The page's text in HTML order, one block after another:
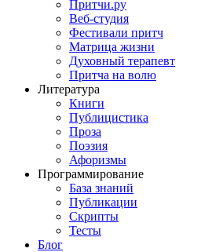
Притчи.ру
Веб-студия
Фестивали притч
Матрица жизни
Духовный терапевт
Притча на волю
Литература
Книги
Публицистика
Проза
Поэзия
Афоризмы
Программирование
База знаний
Публикации
Скрипты
Тесты
Блог